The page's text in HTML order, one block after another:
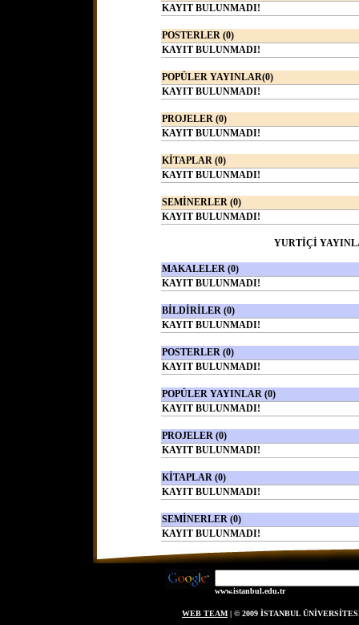
KAYIT BULUNMADI!
POSTERLER (0)
KAYIT BULUNMADI!
POPÜLER YAYINLAR(0)
KAYIT BULUNMADI!
PROJELER (0)
KAYIT BULUNMADI!
KİTAPLAR (0)
KAYIT BULUNMADI!
SEMİNERLER (0)
KAYIT BULUNMADI!
YURTİÇİ
MAKALELER (0)
KAYIT BULUNMADI!
BİLDİRİLER (0)
KAYIT BULUNMADI!
POSTERLER (0)
KAYIT BULUNMADI!
POPÜLER YAYINLAR (0)
KAYIT BULUNMADI!
PROJELER (0)
KAYIT BULUNMADI!
KİTAPLAR (0)
KAYIT BULUNMADI!
SEMİNERLER (0)
KAYIT BULUNMADI!
www.istanbul.edu.tr
WEB TEAM | © 2009 İSTANBUL